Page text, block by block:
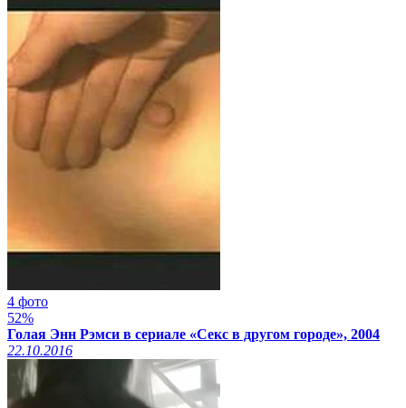
4 фото
52%
Голая Энн Рэмси в сериале «Секс в другом городе», 2004
22.10.2016